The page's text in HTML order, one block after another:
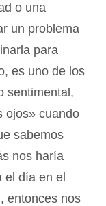
o una
un problema
para
es uno de los
sentimental,
ojos» cuando
sabemos
nos haría
el día en el
entonces nos